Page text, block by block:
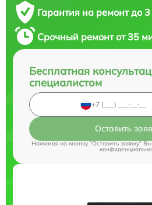
Гарантия на ремонт до 3
Срочный ремонт от 35
Бесплатная
специалистом
Оставить
Нажимая на кнопку "Оставить заявку"